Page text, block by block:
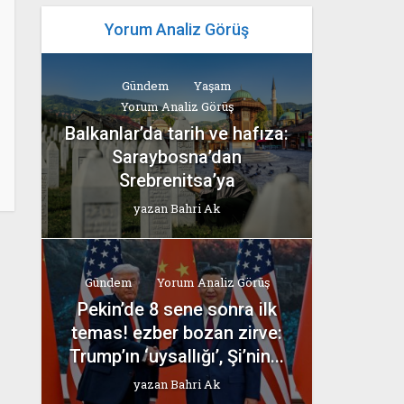
Yorum Analiz Görüş
Gündem
Yaşam
Yorum Analiz Görüş
Balkanlar’da tarih ve hafıza:
Saraybosna’dan
Srebrenitsa’ya
yazanBahri Ak
Gündem Yorum Analiz Görüş
Pekin’de 8 sene sonra ilk
temas! ezber bozan zirve:
Trump’ın ‘uysallığı’, Şi’nin...
yazanBahri Ak